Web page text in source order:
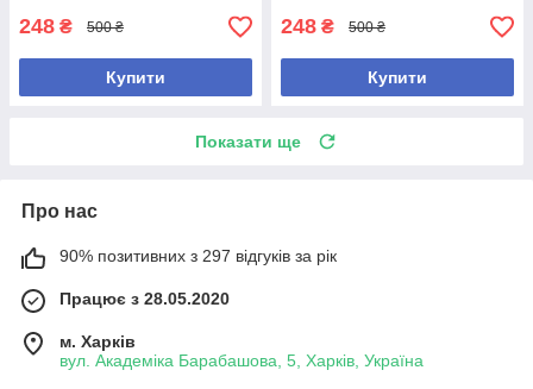
248 ₴ 500 ₴
Купити
248 ₴ 500 ₴
Купити
Показати ще
Про нас
90% позитивних з 297 відгуків за рік
Працює з 28.05.2020
м. Харків
вул. Академіка Барабашова, 5, Харків, Україна